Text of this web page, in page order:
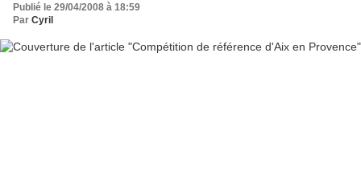
Publié le 29/04/2008 à 18:59
Par Cyril